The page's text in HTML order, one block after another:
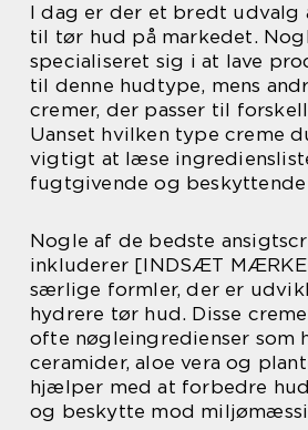
I dag er der et bredt udvalg
til tør hud på markedet.
specialiseret sig i at lave
til denne hudtype, mens
cremer, der passer til
Uanset hvilken type creme
vigtigt at læse
fugtgivende og beskyttende
Nogle af de bedste
inkluderer [INDSÆT
særlige formler, der er
hydrere tør hud. Disse
ofte nøgleingredienser som
ceramider, aloe vera og
hjælper med at forbedre
og beskytte mod